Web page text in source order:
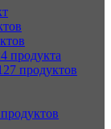
4 продукта
продуктов